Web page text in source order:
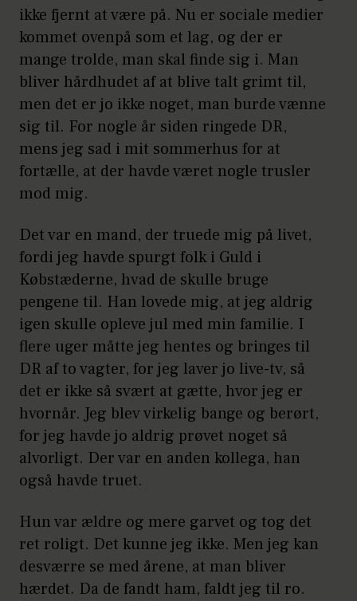
ikke fjernt at være på. Nu er sociale medier
kommet ovenpå som et lag, og der er
mange trolde, man skal finde sig i. Man
bliver hårdhudet af at blive talt grimt til,
men det er jo ikke noget, man burde vænne
sig til. For nogle år siden ringede DR,
mens jeg sad i mit sommerhus for at
fortælle, at der havde været nogle trusler
mod mig.
Det var en mand, der truede mig på livet,
fordi jeg havde spurgt folk i Guld i
Købstæderne, hvad de skulle bruge
pengene til. Han lovede mig, at jeg aldrig
igen skulle opleve jul med min familie. I
flere uger måtte jeg hentes og bringes til
DR af to vagter, for jeg laver jo live-tv, så
det er ikke så svært at gætte, hvor jeg er
hvornår. Jeg blev virkelig bange og berørt,
for jeg havde jo aldrig prøvet noget så
alvorligt. Der var en anden kollega, han
også havde truet.
Hun var ældre og mere garvet og tog det
ret roligt. Det kunne jeg ikke. Men jeg kan
desværre se med årene, at man bliver
hærdet. Da de fandt ham, faldt jeg til ro.